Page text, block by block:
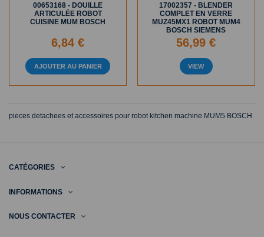
00653168 - DOUILLE
ARTICULÉE ROBOT
CUISINE MUM BOSCH
6,84 €
AJOUTER AU PANIER
17002357 - BLENDER
COMPLET EN VERRE
MUZ45MX1 ROBOT MUM4
BOSCH SIEMENS
56,99 €
VIEW
pieces detachees et accessoires pour robot kitchen machine MUM5 BOSCH
CATÉGORIES
INFORMATIONS
NOUS CONTACTER